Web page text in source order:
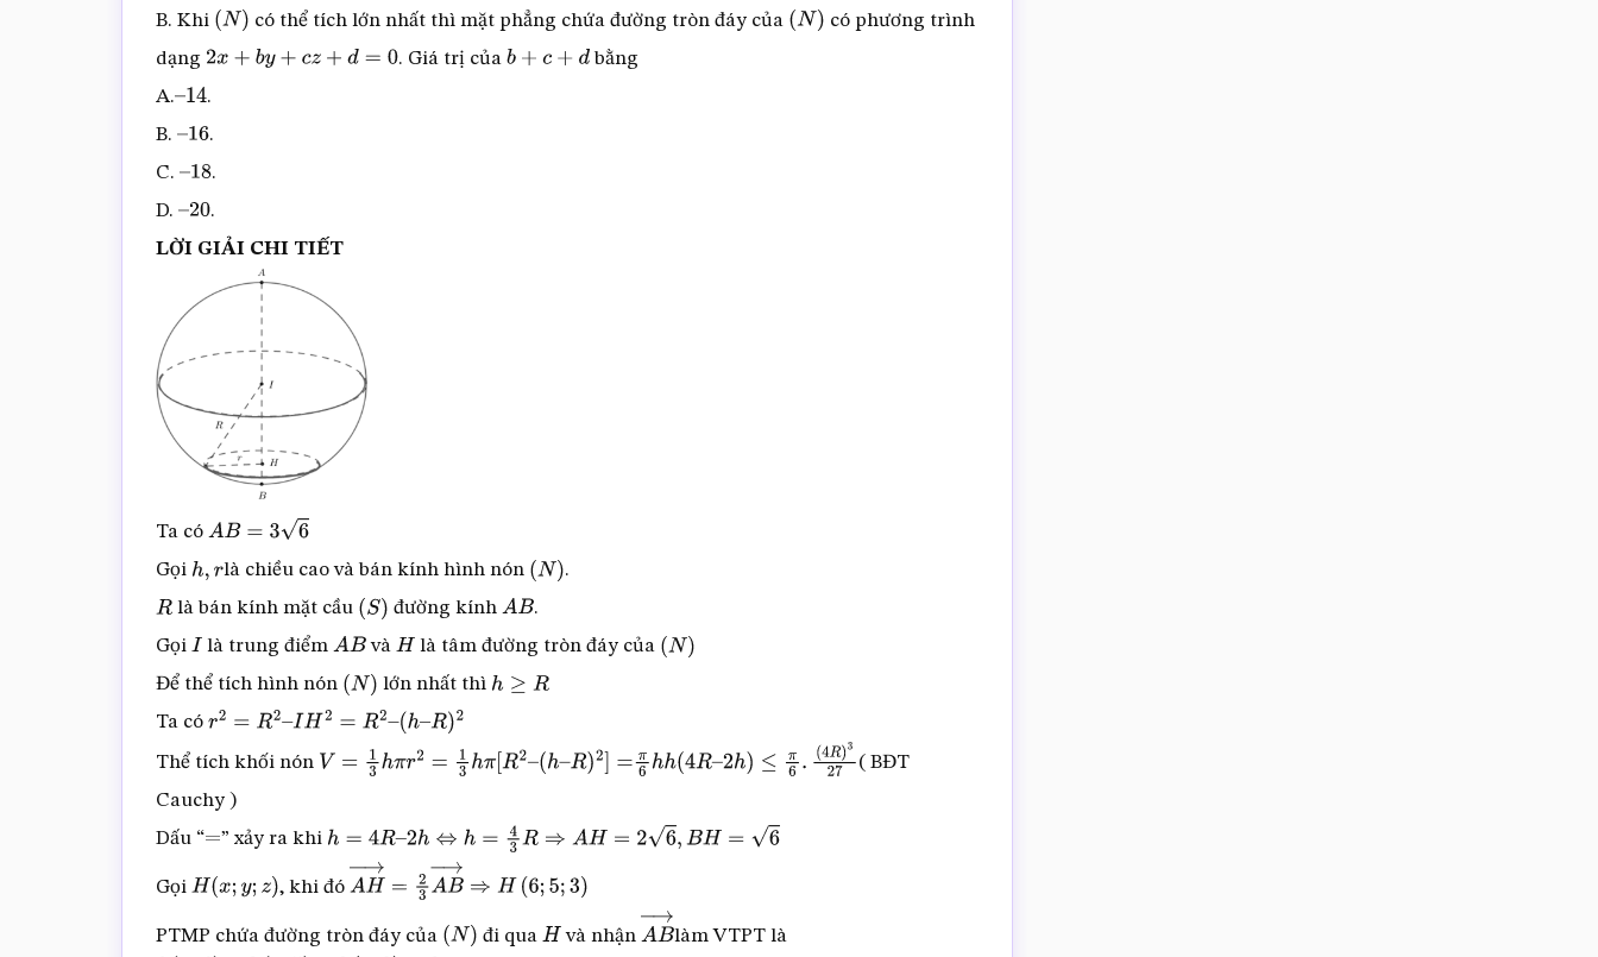
B. Khi (N ) có thể tích lớn nhất thì mặt phẳng chứa đường tròn đáy của (N)
có phương trình
dạng 2x+ b y+ z +d=0 . Giá trị củab + + d
bằng
A.
14.
B.
16.
C.
18.
D.
20.
LỜI GIẢI CHI TIẾT
Ta có AB=36
Gọi h,r là chiều cao và bán kính hình nón (N) .
Rlà bán kính mặt cầu (S) đường kính AB .
Gọi I là trung điểmAB và H là tâm đường tròn đáy của (N)
Để thể tích hình nón (N ) lớn nhất thì h ≥R
Ta có r =R 2– H2= 2–( h– )2
Thể tích khối nón V =1 h πr2 = 3h π[R2 –(h R)2 ]=π 6 hh (4 R–2h)≤ π6.(4 R)3 27
( BĐT
Cauchy )
Dấu “
” xảy ra khi h =4 R–2 h⇔h= 43R⇒ A H=26 BH= 6
Gọi H (x;y ;z) , khi đóAH→= 23AB→⇒ H( 6;5; 3)
PTMP chứa đường tròn đáy của (N ) đi quaH và nhậnAB→
làm VTPT là